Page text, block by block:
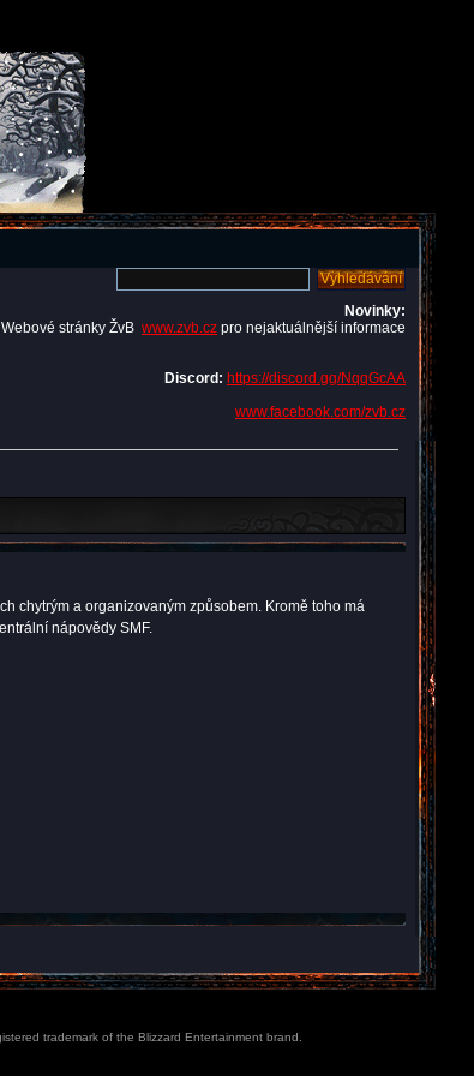
Novinky:
stránky ŽvB www.zvb.cz pro nejaktuálnější informace
Discord: https://discord.gg/NqqGcAA
www.facebook.com/zvb.cz
chytrým a organizovaným způsobem. Kromě toho má
nápovědy SMF.
trademark of the Blizzard Entertainment brand.